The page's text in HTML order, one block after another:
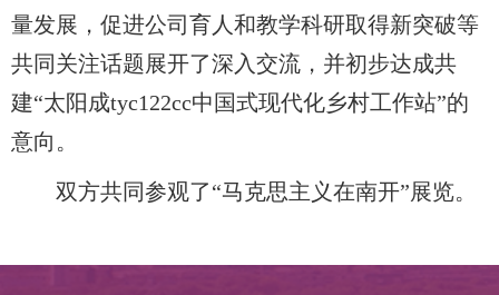
量发展，促进公司育人和教学科研取得新突破等
共同关注话题展开了深入交流，并初步达成共
建“太阳成tyc122cc中国式现代化乡村工作站”的
意向。
双方共同参观了“马克思主义在南开”展览。